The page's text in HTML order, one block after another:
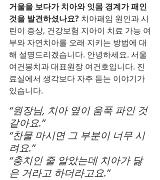
거울을 보다가 치아와 잇몸 경계가 패인
것을 발견하셨나요? 치아패임 원인과 시
린이 증상, 건강보험 지아이 치료 가능 여
부와 자연치아를 오래 지키는 방법에 대
해 설명드리겠습니다. 안녕하세요. 서울
여건봉치과 대표원장 여건호입니다. 진
료실에서 생각보다 자주 듣는 이야기가
있습니다.
“원장님, 치아 옆이 움푹 파인 것
같아요.”
“찬물 마시면 그 부분이 너무 시
려요.”
“충치인 줄 알았는데 치아가 닳
은 거라고 하더라고요.”